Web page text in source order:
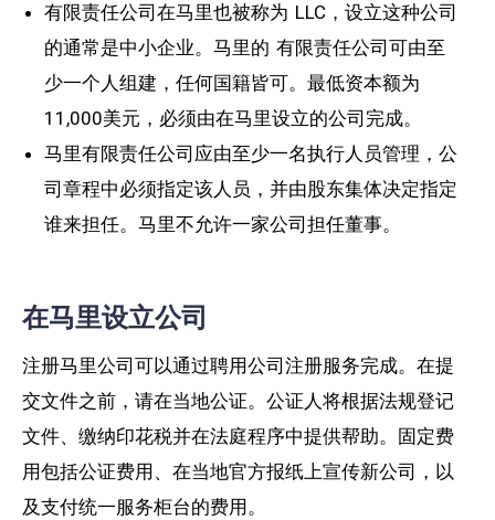
有限责任公司在马里也被称为 LLC，设立这种公司
的通常是中小企业。马里的 有限责任公司可由至
少一个人组建，任何国籍皆可。最低资本额为
11,000美元，必须由在马里设立的公司完成。
马里有限责任公司应由至少一名执行人员管理，公
司章程中必须指定该人员，并由股东集体决定指定
谁来担任。马里不允许一家公司担任董事。
在马里设立公司
注册马里公司可以通过聘用公司注册服务完成。在提
交文件之前，请在当地公证。公证人将根据法规登记
文件、缴纳印花税并在法庭程序中提供帮助。固定费
用包括公证费用、在当地官方报纸上宣传新公司，以
及支付统一服务柜台的费用。